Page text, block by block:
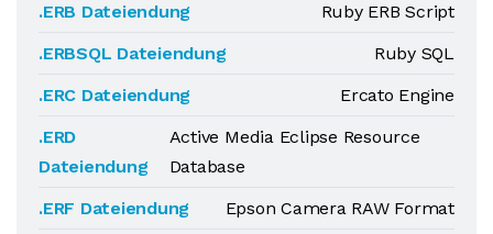
.ERB Dateiendung
Ruby ERB Script
.ERBSQL Dateiendung
Ruby SQL
.ERC Dateiendung
Ercato Engine
.ERD
Dateiendung
Active Media Eclipse Resource
Database
.ERF Dateiendung
Epson Camera RAW Format